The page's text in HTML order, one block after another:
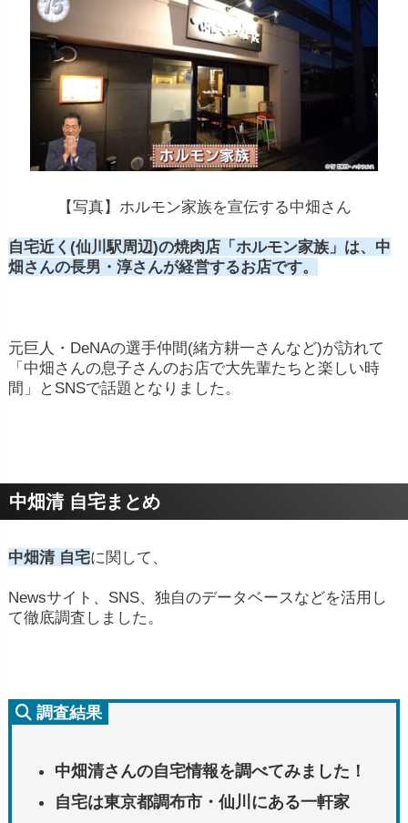
【写真】ホルモン家族を宣伝する中畑さん
自宅近く(仙川駅周辺)の焼肉店「ホルモン家族」は、中
畑さんの長男・淳さんが経営するお店です。
元巨人・DeNAの選手仲間(緒方耕一さんなど)が訪れて
「中畑さんの息子さんのお店で大先輩たちと楽しい時
間」とSNSで話題となりました。
中畑清 自宅まとめ
中畑清 自宅に関して、
Newsサイト、SNS、独自のデータベースなどを活用し
て徹底調査しました。
調査結果
中畑清さんの自宅情報を調べてみました！
自宅は東京都調布市・仙川にある一軒家